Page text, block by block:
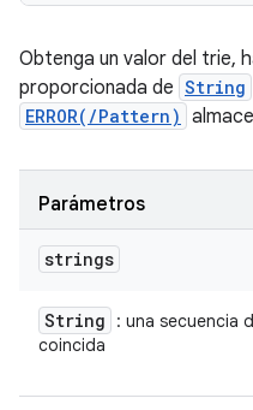
Obtenga un valor del trie,
proporcionada de String
ERROR(/Pattern)
Parámetros
strings
String : una secuencia
coincida